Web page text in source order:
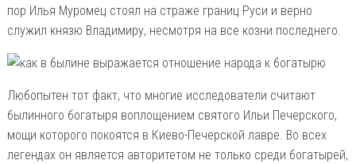
пор Илья Муромец стоял на страже границ Руси и верно
служил князю Владимиру, несмотря на все козни последнего.
Любопытен тот факт, что многие исследователи считают
былинного богатыря воплощением святого Ильи Печерского,
мощи которого покоятся в Киево-Печерской лавре. Во всех
легендах он является авторитетом не только среди богатырей,